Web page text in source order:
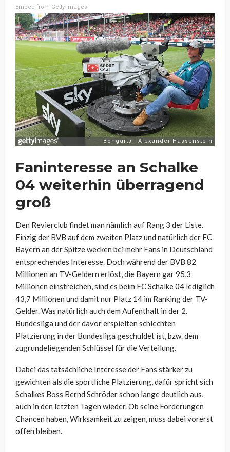
Embed from Getty Images
Faninteresse an Schalke
04 weiterhin überragend
groß
Den Revierclub findet man nämlich auf Rang 3 der Liste.
Einzig der BVB auf dem zweiten Platz und natürlich der FC
Bayern an der Spitze wecken bei mehr Fans in Deutschland
entsprechendes Interesse. Doch während der BVB 82
Millionen an TV-Geldern erlöst, die Bayern gar 95,3
Millionen einstreichen, sind es beim FC Schalke 04 lediglich
43,7 Millionen und damit nur Platz 14 im Ranking der TV-
Gelder. Was natürlich auch dem Aufenthalt in der 2.
Bundesliga und der davor erspielten schlechten
Platzierung in der Bundesliga geschuldet ist, bzw. dem
zugrundeliegenden Schlüssel für die Verteilung.
Dabei das tatsächliche Interesse der Fans stärker zu
gewichten als die sportliche Platzierung, dafür spricht sich
Schalkes Boss Bernd Schröder schon lange deutlich aus,
auch in den letzten Tagen wieder. Ob seine Forderungen
Chancen haben, Wirksamkeit zu zeigen, muss dabei vorerst
offen bleiben.